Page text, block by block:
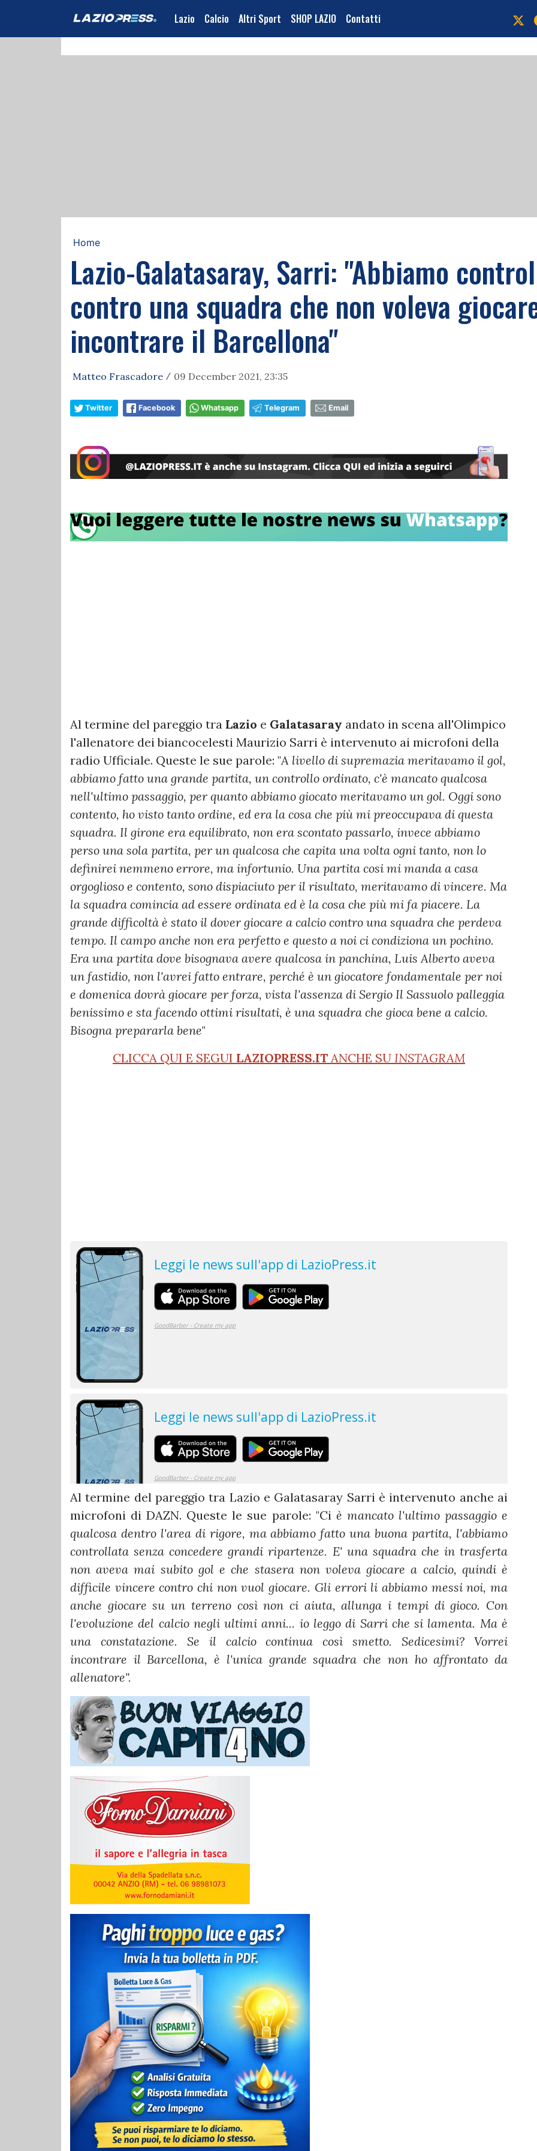
Lazio Calcio Altri Sport SHOP LAZIO Contatti
Home
Lazio-Galatasaray, Sarri: "Abbiamo
contro una squadra che non voleva
incontrare il Barcellona"
Matteo Frascadore / 09 December 2021, 23:35
Twitter Facebook Whatsapp Telegram Email
Al termine del pareggio tra Lazio e Galatasaray andato in scena all'Olimpico
l'allenatore dei biancocelesti Maurizio Sarri è intervenuto ai microfoni della
radio Ufficiale. Queste le sue parole: "A livello di supremazia meritavamo il gol,
abbiamo fatto una grande partita, un controllo ordinato, c'è mancato qualcosa
nell'ultimo passaggio, per quanto abbiamo giocato meritavamo un gol. Oggi sono
contento, ho visto tanto ordine, ed era la cosa che più mi preoccupava di questa
squadra. Il girone era equilibrato, non era scontato passarlo, invece abbiamo
perso una sola partita, per un qualcosa che capita una volta ogni tanto, non lo
definirei nemmeno errore, ma infortunio. Una partita cosi mi manda a casa
orgoglioso e contento, sono dispiaciuto per il risultato, meritavamo di vincere. Ma
la squadra comincia ad essere ordinata ed è la cosa che più mi fa piacere. La
grande difficoltà è stato il dover giocare a calcio contro una squadra che perdeva
tempo. Il campo anche non era perfetto e questo a noi ci condiziona un pochino.
Era una partita dove bisognava avere qualcosa in panchina, Luis Alberto aveva
un fastidio, non l'avrei fatto entrare, perché è un giocatore fondamentale per noi
e domenica dovrà giocare per forza, vista l'assenza di Sergio Il Sassuolo palleggia
benissimo e sta facendo ottimi risultati, è una squadra che gioca bene a calcio.
Bisogna prepararla bene"
CLICCA QUI E SEGUI LAZIOPRESS.IT ANCHE SU INSTAGRAM
Al termine del pareggio tra Lazio e Galatasaray Sarri è intervenuto anche ai
microfoni di DAZN. Queste le sue parole: "Ciè mancato l'ultimo passaggio e
qualcosa dentro l'area di rigore, ma abbiamo fatto una buona partita, l'abbiamo
controllata senza concedere grandi ripartenze. E' una squadra che in trasferta
non aveva mai subito gol e che stasera non voleva giocare a calcio, quindi è
difficile vincere contro chi non vuol giocare. Gli errori li abbiamo messi noi, ma
anche giocare su un terreno così non ci aiuta, allunga i tempi di gioco. Con
l'evoluzione del calcio negli ultimi anni... io leggo di Sarri che si lamenta. Ma è
una constatazione. Se il calcio continua così smetto. Sedicesimi? Vorrei
incontrare il Barcellona, è l'unica grande squadra che non ho affrontato da
allenatore".